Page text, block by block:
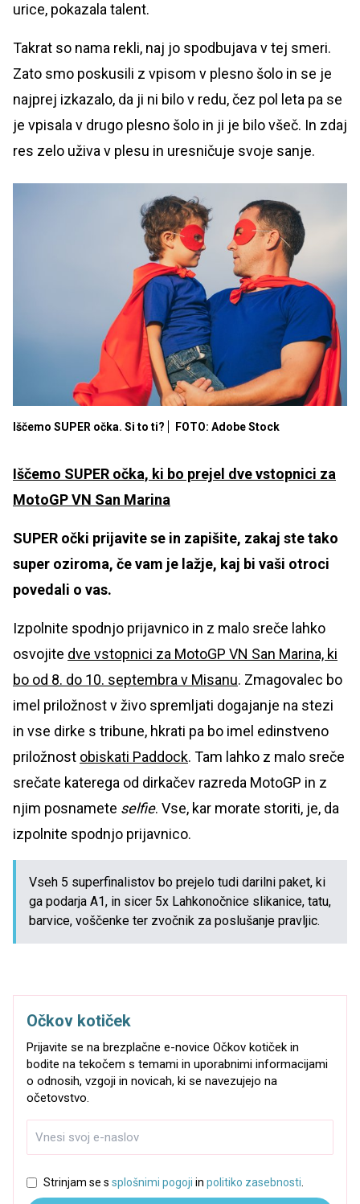
urice, pokazala talent.
Takrat so nama rekli, naj jo spodbujava v tej smeri.
Zato smo poskusili z vpisom v plesno šolo in se je
najprej izkazalo, da ji ni bilo v redu, čez pol leta pa se
je vpisala v drugo plesno šolo in ji je bilo všeč. In zdaj
res zelo uživa v plesu in uresničuje svoje sanje.
Iščemo SUPER očka. Si to ti? FOTO: Adobe Stock
Iščemo SUPER očka, ki bo prejel dve vstopnici za
MotoGP VN San Marina
SUPER očki prijavite se in zapišite, zakaj ste tako
super oziroma, če vam je lažje, kaj bi vaši otroci
povedali o vas.
Izpolnite spodnjo prijavnico in z malo sreče lahko
osvojite dve vstopnici za MotoGP VN San Marina, ki
bo od 8. do 10. septembra v Misanu. Zmagovalec bo
imel priložnost v živo spremljati dogajanje na stezi
in vse dirke s tribune, hkrati pa bo imel edinstveno
priložnost obiskati Paddock. Tam lahko z malo sreče
srečate katerega od dirkačev razreda MotoGP in z
njim posnamete selfie. Vse, kar morate storiti, je, da
izpolnite spodnjo prijavnico.
Vseh 5 superfinalistov bo prejelo tudi darilni paket, ki
ga podarja A1, in sicer 5x Lahkonočnice slikanice, tatu,
barvice, voščenke ter zvočnik za poslušanje pravljic.
Očkov kotiček
Prijavite se na brezplačne e-novice Očkov kotiček in
bodite na tekočem s temami in uporabnimi informacijami
o odnosih, vzgoji in novicah, ki se navezujejo na
očetovstvo.
Strinjam se s splošnimi pogoji in politiko zasebnosti.